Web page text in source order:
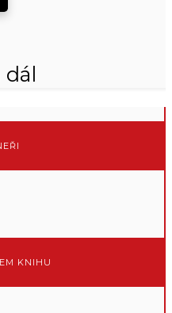
dál
KNIHU